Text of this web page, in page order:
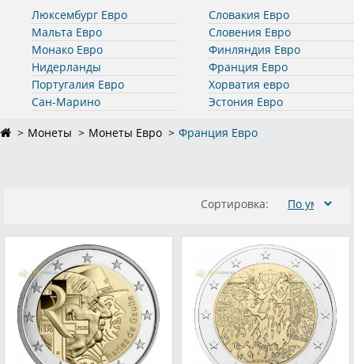
Люксембург Евро
Мальта Евро
Монако Евро
Нидерланды
Португалия Евро
Сан-Марино
Словакия Евро
Словения Евро
Финляндия Евро
Франция Евро
Хорватия евро
Эстония Евро
Монеты Монеты Евро Франция Евро
Сортировка: